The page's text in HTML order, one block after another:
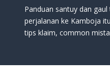
Panduan santuy dan
perjalanan ke Kamboja
tips klaim, common